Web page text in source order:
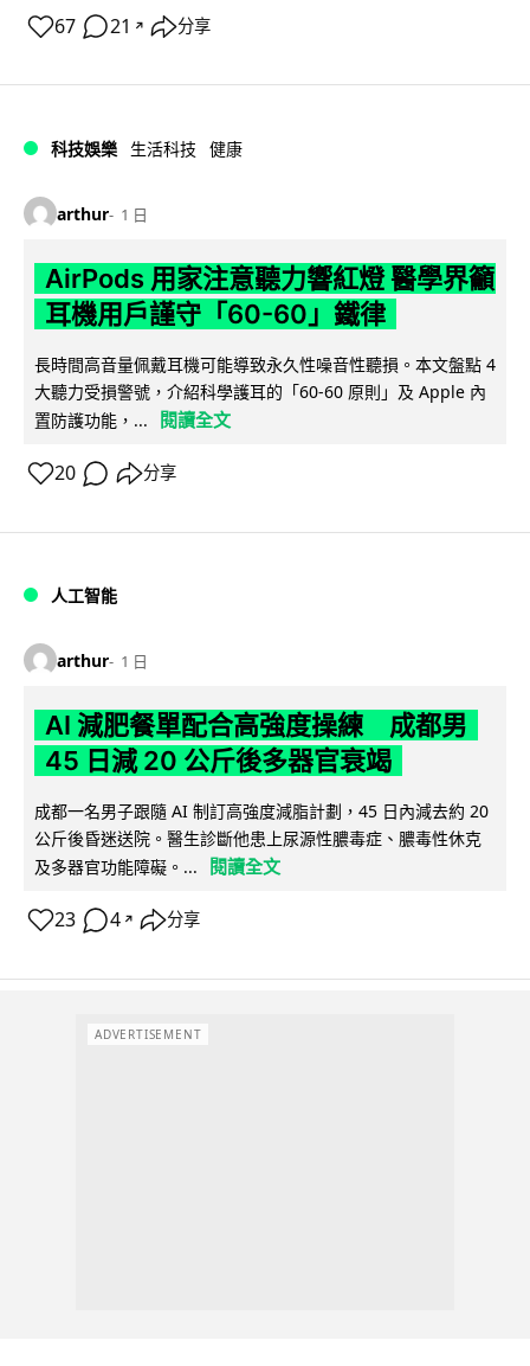
67 21 ↗ 分享
科技娛樂 生活科技 健康
arthur 1 日
AirPods 用家注意聽力響紅燈 醫學界籲
耳機用戶謹守「60-60」鐵律
長時間高音量佩戴耳機可能導致永久性噪音性聽損。本文盤點 4
大聽力受損警號，介紹科學護耳的「60-60 原則」及 Apple 內
置防護功能，...
閱讀全文
20 分享
人工智能
arthur 1 日
AI 減肥餐單配合高強度操練 成都男
45 日減 20 公斤後多器官衰竭
成都一名男子跟隨 AI 制訂高強度減脂計劃，45 日內減去約 20
公斤後昏迷送院。醫生診斷他患上尿源性膿毒症、膿毒性休克
及多器官功能障礙。...
閱讀全文
23 4 ↗ 分享
ADVERTISEMENT